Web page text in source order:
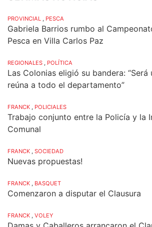
PROVINCIAL PESCA
Gabriela Barrios rumbo al
Pesca en Villa Carlos Paz
REGIONALES POLÍTICA
Las Colonias eligió su bandera:
reúna a todo el departamento”
FRANCK POLICIALES
Trabajo conjunto entre la Policía y la
Comunal
FRANCK SOCIEDAD
Nuevas propuestas!
FRANCK BASQUET
Comenzaron a disputar el Clausura
FRANCK VOLEY